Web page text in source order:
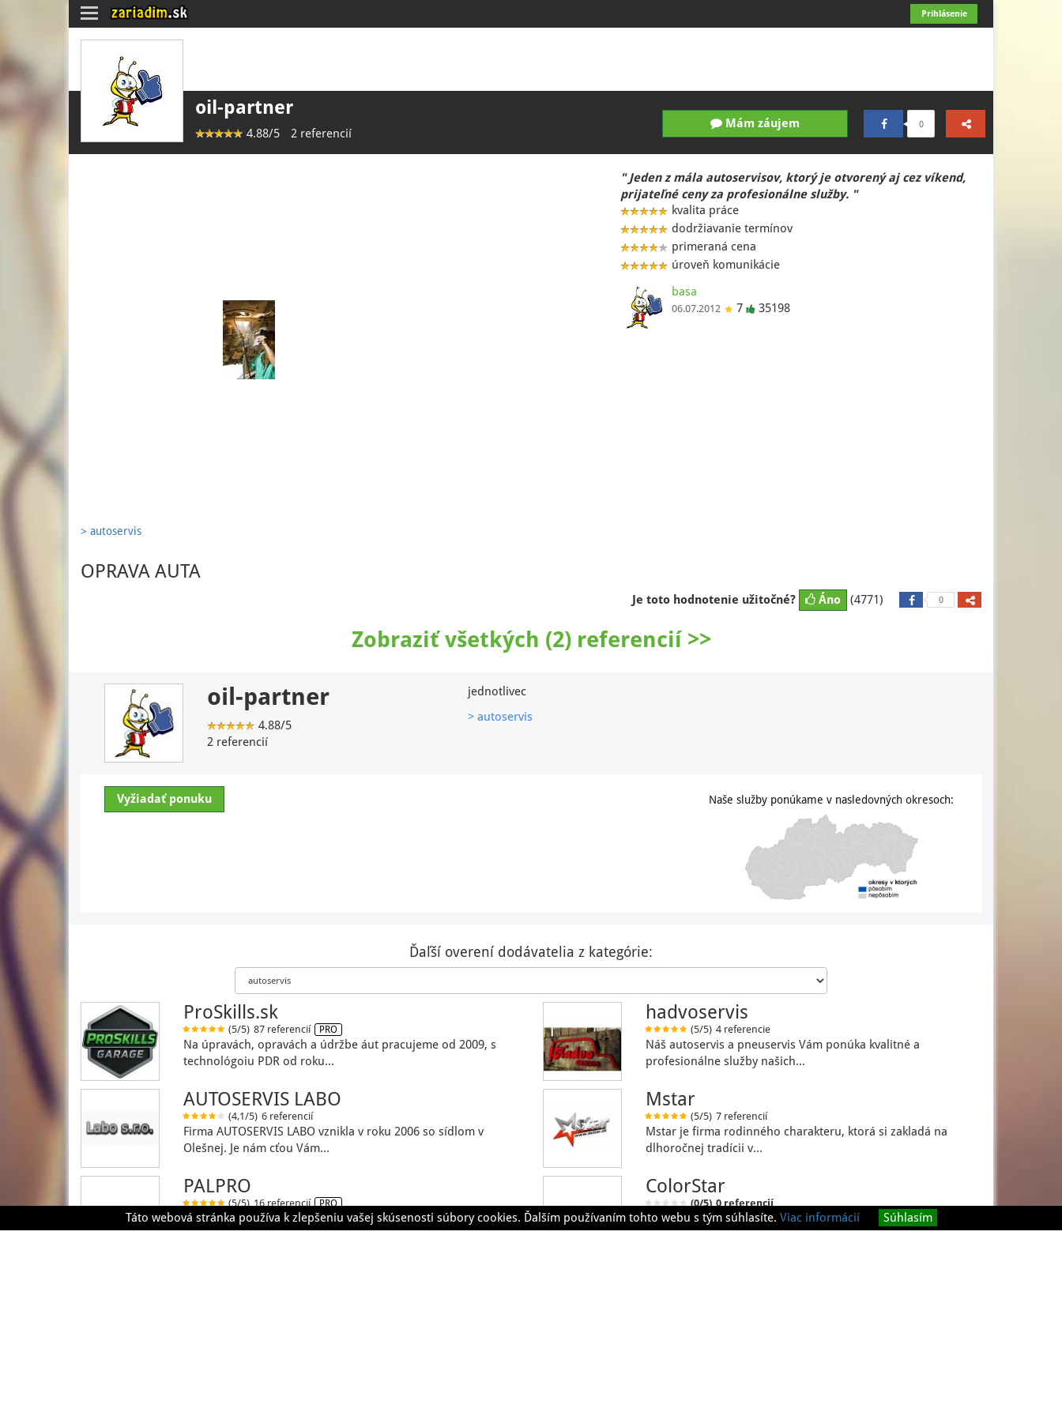
Prihlásenie
Toggle
navigation
oil-partner
4.88/5 2 referencií
Mám záujem 0
" Jeden z mála autoservisov, ktorý je otvorený aj cez víkend,
prijateľné ceny za profesionálne služby. "
kvalita práce
dodržiavanie termínov
primeraná cena
úroveň komunikácie
basa
06.07.2012 7 35198
> autoservis
OPRAVA AUTA
0
Je toto hodnotenie užitočné? Áno (4771)
Zobraziť všetkých (2) referencií >>
oil-partner
4.88/5
2 referencií
jednotlivec
> autoservis
Vyžiadať ponuku Naše služby ponúkame v nasledovných okresoch:
Ďaľší overení dodávatelia z kategórie:
ProSkills.sk
(5/5) 87 referencií PRO
Na úpravách, opravách a údržbe áut pracujeme od 2009, s
technológoiu PDR od roku…
hadvoservis
(5/5) 4 referencie
Náš autoservis a pneuservis Vám ponúka kvalitné a
profesionálne služby našich…
AUTOSERVIS LABO
(4,1/5) 6 referencií
Firma AUTOSERVIS LABO vznikla v roku 2006 so sídlom v
Olešnej. Je nám cťou Vám…
Mstar
(5/5) 7 referencií
Mstar je firma rodinného charakteru, ktorá si zakladá na
dlhoročnej tradícii v…
PALPRO
(5/5) 16 referencií PRO
Už viac ako 10 rokov sa zaoberáme autodiagnostikou,
predajom a montážou…
ColorStar
(0/5) 0 referencií
Vítajte na stránkach spoločnosti ColorStar, ktorá pôsobí
na Slovenskom trhu ako…
Táto webová stránka používa k zlepšeniu vašej skúsenosti súbory cookies. Ďalším používaním tohto webu s tým súhlasíte. Viac informácií Súhlasím